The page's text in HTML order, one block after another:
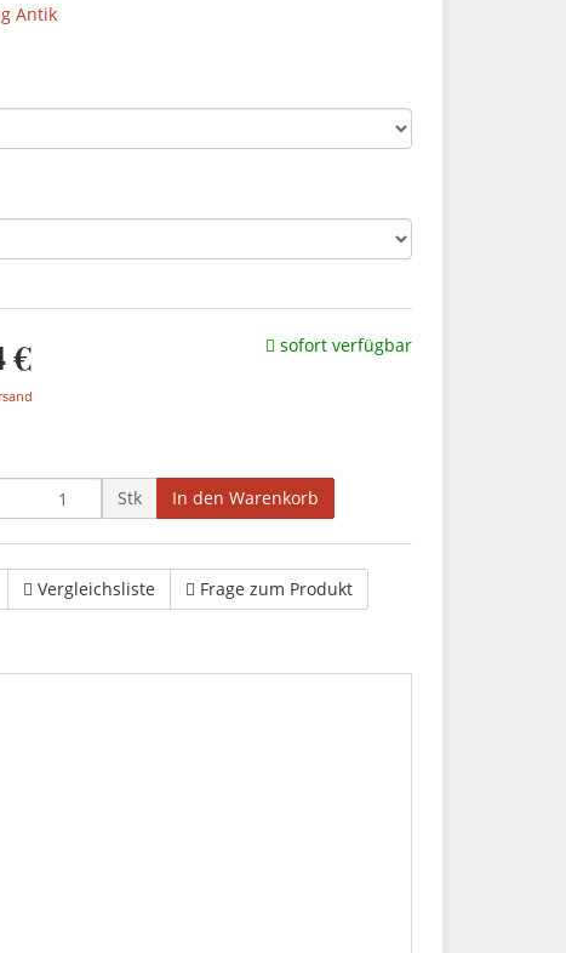
Antik
€ sofort verfügbar
Stk In den Warenkorb
Vergleichsliste Frage zum Produkt